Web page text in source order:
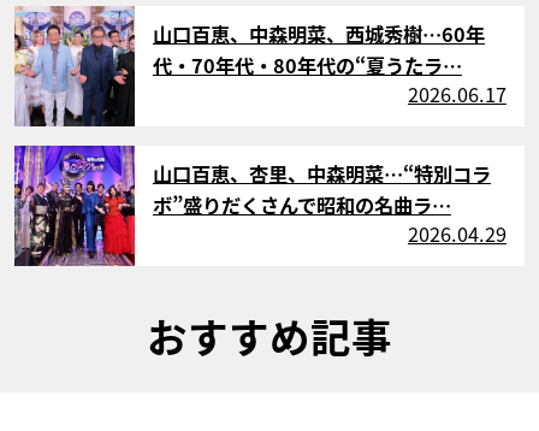
サムネイル
山口百恵、中森明菜、西城秀樹…60年
代・70年代・80年代の“夏うたラ…
2026.06.17
サムネイル
山口百恵、杏里、中森明菜…“特別コラ
ボ”盛りだくさんで昭和の名曲ラ…
2026.04.29
おすすめ記事